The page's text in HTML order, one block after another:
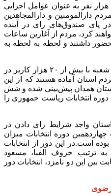
۳۴۱ شعبه سیار است و حدود ۲۰ هزار نفر به عنوان عوامل اجرایی
دارالمومنین و دارالمجاهدین
پای صندوق‌های رای در آینده
کرد، مردم از آغازین ساعات
داشتند و لحظه‌ به لحظه به
به گزارش تسنیم، یک‌هزار و ۳۱۳ شعبه با بیش از ۲۰ هزار کاربر در
استان آماده هستند که از این
شهرستان همدان پیش‌بینی شده و شش
انتخابات ریاست جمهوری را
نفر در استان واجد شرایط رای دادن در
دوره انتخابات میزان
استان ۳۹ درصد بوده است.در این دور از انتخابات
ترتیب حروف الفبا، مسعود
این دو نامزد، انتخابات دور
رضوی